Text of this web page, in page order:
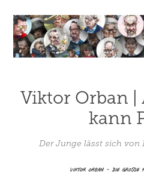
Viktor Orban
kann
Der Junge lässt sich von